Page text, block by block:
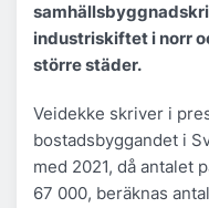
industriskiftet i norr
större städer.
Veidekke skriver i
bostadsbyggandet i
med 2021, då antalet
67 000, beräknas